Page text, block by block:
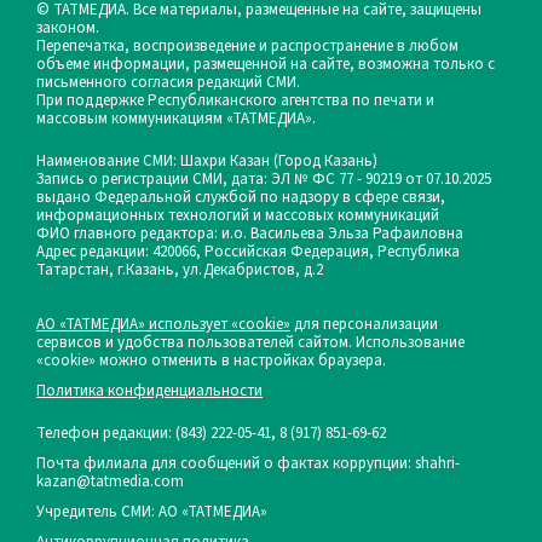
© ТАТМЕДИА. Все материалы, размещенные на сайте, защищены
законом.
Перепечатка, воспроизведение и распространение в любом
объеме информации, размещенной на сайте, возможна только с
письменного согласия редакций СМИ.
При поддержке Республиканского агентства по печати и
массовым коммуникациям «ТАТМЕДИА».
Наименование СМИ: Шахри Казан (Город Казань)
Запись о регистрации СМИ, дата: ЭЛ № ФС 77 - 90219 от 07.10.2025
выдано Федеральной службой по надзору в сфере связи,
информационных технологий и массовых коммуникаций
ФИО главного редактора: и.о. Васильева Эльза Рафаиловна
Адрес редакции: 420066, Российская Федерация, Республика
Татарстан, г.Казань, ул.Декабристов, д.2
АО «ТАТМЕДИА» использует «cookie» для персонализации
сервисов и удобства пользователей сайтом. Использование
«cookie» можно отменить в настройках браузера.
Политика конфиденциальности
Телефон редакции: (843) 222-05-41, 8 (917) 851-69-62
Почта филиала для сообщений о фактах коррупции: shahri-
kazan@tatmedia.com
Учредитель СМИ: АО «ТАТМЕДИА»